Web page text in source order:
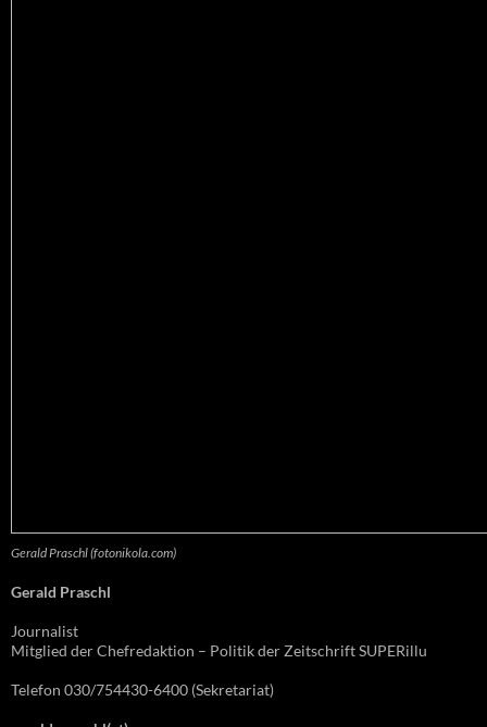
Gerald Praschl (fotonikola.com)
Gerald Praschl
Journalist
Mitglied der Chefredaktion – Politik der Zeitschrift SUPERillu
Telefon 030/754430-6400 (Sekretariat)